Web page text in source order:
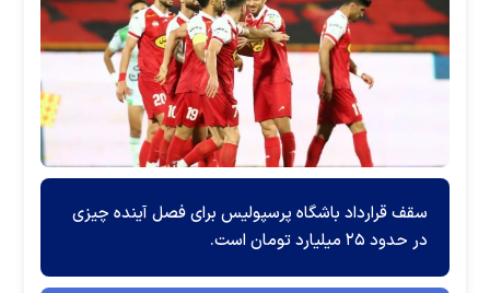
سقف قرارداد باشگاه پرسپولیس برای فصل آینده چیزی
در حدود ۲۵ میلیارد تومان است.